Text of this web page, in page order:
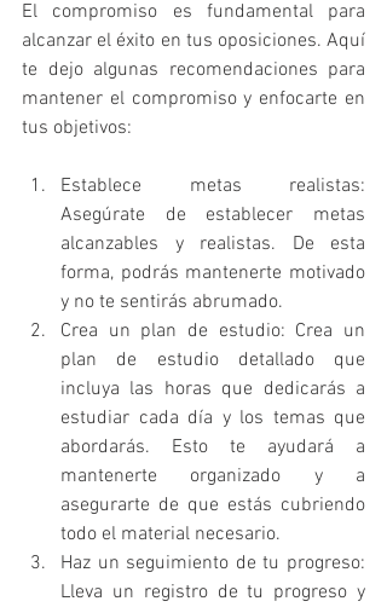
El compromiso es fundamental para
alcanzar el éxito en tus oposiciones. Aquí
te dejo algunas recomendaciones para
mantener el compromiso y enfocarte en
tus objetivos:
Establece metas realistas:
Asegúrate de establecer metas
alcanzables y realistas. De esta
forma, podrás mantenerte motivado
y no te sentirás abrumado.
Crea un plan de estudio: Crea un
plan de estudio detallado que
incluya las horas que dedicarás a
estudiar cada día y los temas que
abordarás. Esto te ayudará a
mantenerte organizado y a
asegurarte de que estás cubriendo
todo el material necesario.
Haz un seguimiento de tu progreso:
Lleva un registro de tu progreso y